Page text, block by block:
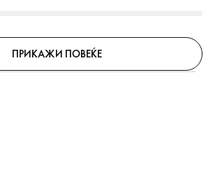
ПРИКАЖИ ПОВЕЌЕ